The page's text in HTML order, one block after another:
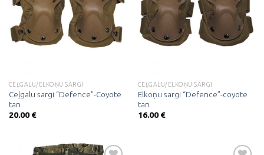
Pievienot
vēlmju
sarakstam
CEĻGALU/ELKOŅU SARGI
Ceļgalu sargi “Defence”-Coyote
tan
20.00€
Pievienot
vēlmju
sarakstam
CEĻGALU/ELKOŅU SARGI
Elkoņu sargi “Defence”-coyote
tan
16.00€